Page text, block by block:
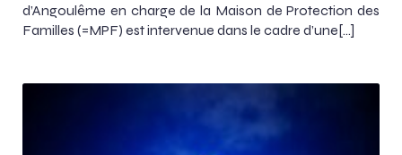
d’Angoulême en charge de la Maison de Protection des
Familles (=MPF) est intervenue dans le cadre d’une[…]